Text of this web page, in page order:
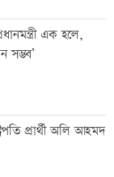
এক হলে,
সম্ভব’
প্রার্থী অলি আহমদ